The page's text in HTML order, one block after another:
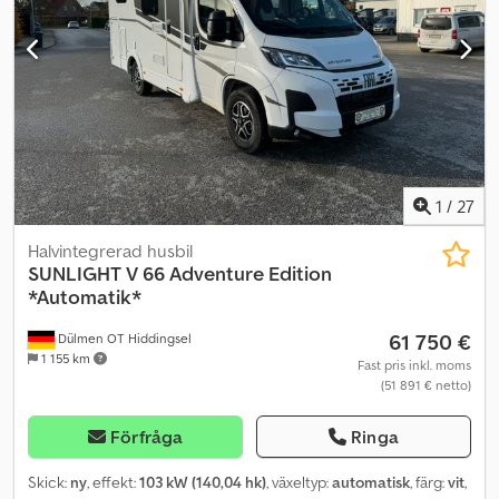
även för husvagnar. Stort utbud av hyrsläp. Dessutom har vi ett
stort sortiment av reservdelar och tillbehör för släpvagnar från alla
tillverkare. Få rådgivning via telefon, besök vår webbplats eller
kom förbi direkt.
1 / 27
Dülmen OT Hiddingsel
1 155 km
Halvintegrerad husbil
SUNLIGHTV 66 Adventure Edition
*Automatik*
61 750 €
Fast pris inkl. moms
(51 891 € netto)
Förfråga Ringa
Skick: ny, effekt:103 kW (140,04 hk), växeltyp:automatisk, färg:vit,